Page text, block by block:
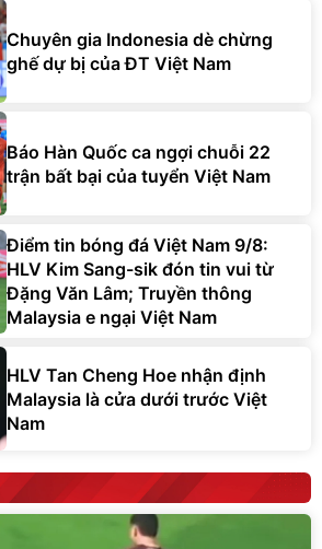
Chuyên gia Indonesia dè chừng
ghế dự bị của ĐT Việt Nam
Báo Hàn Quốc ca ngợi chuỗi 22
trận bất bại của tuyển Việt Nam
Điểm tin bóng đá Việt Nam 9/8:
HLV Kim Sang-sik đón tin vui từ
Đặng Văn Lâm; Truyền thông
Malaysia e ngại Việt Nam
HLV Tan Cheng Hoe nhận định
Malaysia là cửa dưới trước Việt
Nam